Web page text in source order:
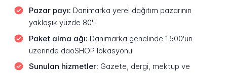
Pazar payı: Danimarka yerel dağıtım pazarının
yaklaşık yüzde 80'i
Paket alma ağı: Danimarka genelinde 1.500'ün
üzerinde daoSHOP lokasyonu
Sunulan hizmetler: Gazete, dergi, mektup ve